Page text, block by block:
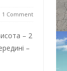
1 Comment
– 2
–